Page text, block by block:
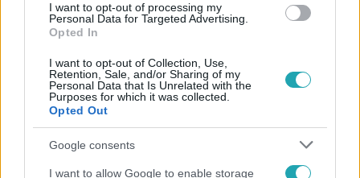
I want to opt-out of processing my
Personal Data for Targeted Advertising.
Opted In
I want to opt-out of Collection, Use,
Retention, Sale, and/or Sharing of my
Personal Data that Is Unrelated with the
Purposes for which it was collected.
Opted Out
Google consents
I want to allow Google to enable storage
EMLÉKMŰ #TILTAKOZÁS #MEGSZÁLLÁS
MÉCS IMRE